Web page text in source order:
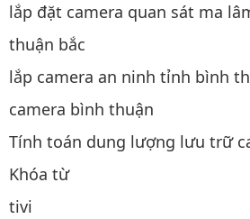
lắp đặt camera quan sát ma
thuận bắc
lắp camera an ninh tỉnh bình
camera bình thuận
Tính toán dung lượng lưu trữ
Khóa từ
tivi